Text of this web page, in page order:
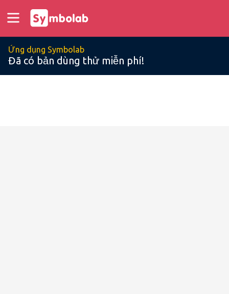
Ứng dụng Symbolab
Đã có bản dùng thử miễn phí!